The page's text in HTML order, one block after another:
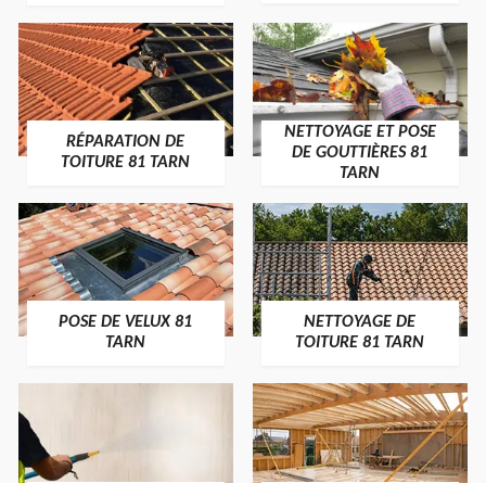
RÉPARATION DE
TOITURE 81 TARN
NETTOYAGE ET POSE
DE GOUTTIÈRES 81
TARN
POSE DE VELUX 81
TARN
NETTOYAGE DE
TOITURE 81 TARN